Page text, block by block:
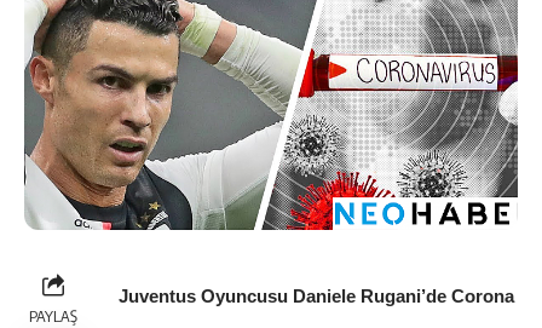
PAYLAŞ
Juventus Oyuncusu Daniele Rugani’de Corona